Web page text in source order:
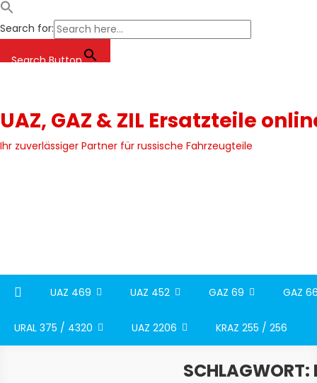
Search for:
Search Button
UAZ, GAZ & ZIL Ersatzteile
Ihr zuverlässiger Partner für russische Fahrzeugteile
UAZ 469 UAZ 452 GAZ 69 GAZ
URAL 375 / 4320 UAZ 2206 KRAZ 255 / 256
SCHLAGWORT: